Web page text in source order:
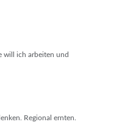
will ich arbeiten und
Regional ernten.